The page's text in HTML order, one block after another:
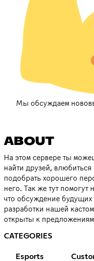
Мы обсуждаем
ABOUT
На этом сервере ты
найти друзей, влюбиться
подобрать хорошего
него. Так же тут
что обсуждение
разработки нашей
открыты к предложениям
CATEGORIES
Esports